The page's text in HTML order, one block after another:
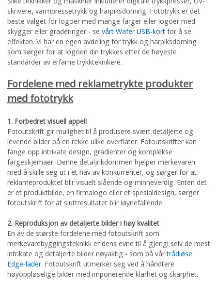
skrivere, varmpressetrykk og harpiksdoming. Fototrykk er det
beste valget for logoer med mange farger eller logoer med
skygger eller graderinger - se vårt Wafer USB-kort for å se
effekten. Vi har en egen avdeling for trykk og harpiksdoming
som sørger for at logoen din trykkes etter de høyeste
standarder av erfarne trykkteknikere.
Fordelene med reklametrykte produkter
med fototrykk
1. Forbedret visuell appell
Fotoutskrift gir mulighet til å produsere svært detaljerte og
levende bilder på en rekke ulike overflater. Fotoutskrifter kan
fange opp intrikate design, gradienter og komplekse
fargeskjemaer. Denne detaljrikdommen hjelper merkevaren
med å skille seg ut i et hav av konkurrenter, og sørger for at
reklameproduktet blir visuelt slående og minneverdig. Enten det
er et produktbilde, en firmalogo eller et spesialdesign, sørger
fotoutskrift for at sluttresultatet blir iøynefallende.
2. Reproduksjon av detaljerte bilder i høy kvalitet
En av de største fordelene med fotoutskrift som
merkevarebyggingsteknikk er dens evne til å gjengi selv de mest
intrikate og detaljerte bilder nøyaktig - som på vårtrådløse
Edge-lader. Fotoutskrift utmerker seg ved å håndtere
høyoppløselige bilder med imponerende klarhet og skarphet.